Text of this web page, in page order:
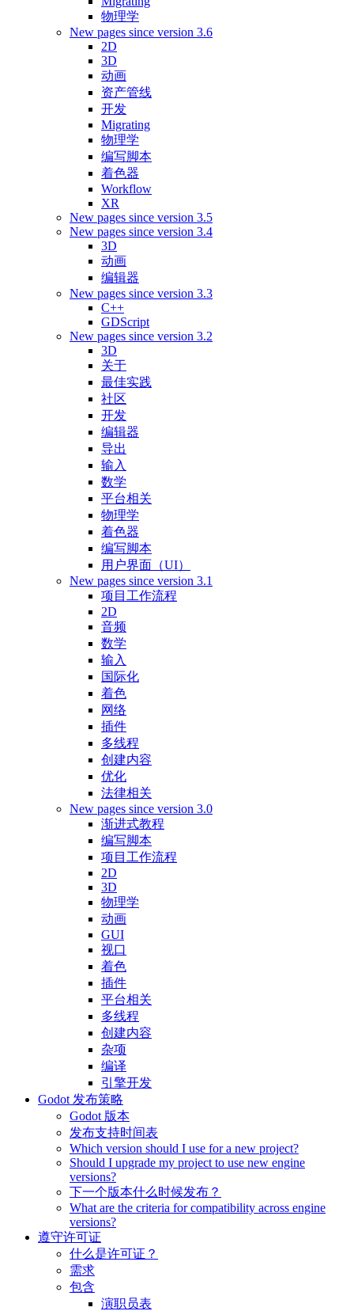
物理学
New pages since version 3.6
2D
3D
动画
资产管线
开发
Migrating
物理学
编写脚本
着色器
Workflow
XR
New pages since version 3.5
New pages since version 3.4
3D
动画
编辑器
New pages since version 3.3
C++
GDScript
New pages since version 3.2
3D
关于
最佳实践
社区
开发
编辑器
导出
输入
数学
平台相关
物理学
着色器
编写脚本
用户界面（UI）
New pages since version 3.1
项目工作流程
2D
音频
数学
输入
国际化
着色
网络
插件
多线程
创建内容
优化
法律相关
New pages since version 3.0
渐进式教程
编写脚本
项目工作流程
2D
3D
物理学
动画
GUI
视口
着色
插件
平台相关
多线程
创建内容
杂项
编译
引擎开发
Godot 发布策略
Godot 版本
发布支持时间表
Which version should I use for a new project?
Should I upgrade my project to use new engine
versions?
下一个版本什么时候发布？
What are the criteria for compatibility across engine
versions?
遵守许可证
什么是许可证？
需求
包含
演职员表